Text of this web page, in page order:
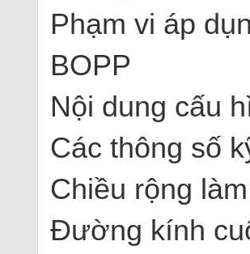
Phạm vi áp
BOPP
Nội dung cấu
Các thông số
Chiều rộng
Đường kính